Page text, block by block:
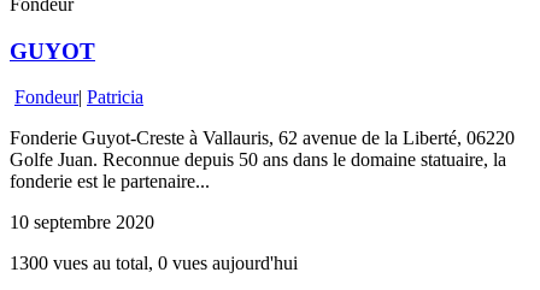
GUYOT
Fondeur| Patricia
Fonderie Guyot-Creste à Vallauris, 62 avenue de la Liberté, 06220
Golfe Juan. Reconnue depuis 50 ans dans le domaine statuaire, la
fonderie est le partenaire...
10 septembre 2020
1300 vues au total, 0 vues aujourd'hui